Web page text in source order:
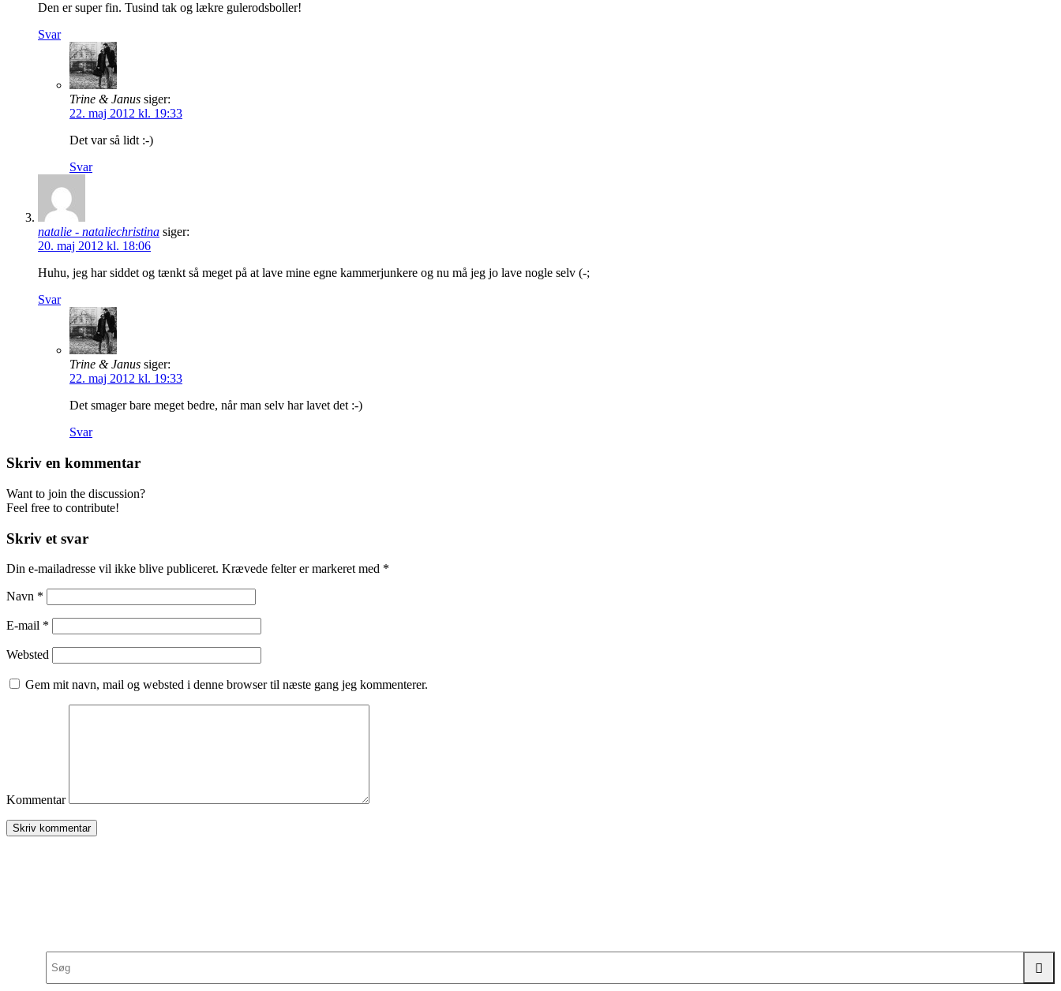
Den er super fin. Tusind tak og lækre gulerodsboller!
Svar
Trine & Janus siger:
22. maj 2012 kl. 19:33
Det var så lidt :-)
Svar
natalie - nataliechristina siger:
20. maj 2012 kl. 18:06
Huhu, jeg har siddet og tænkt så meget på at lave mine egne kammerjunkere og nu må jeg jo lave nogle selv (-;
Svar
Trine & Janus siger:
22. maj 2012 kl. 19:33
Det smager bare meget bedre, når man selv har lavet det :-)
Svar
Skriv en kommentar
Want to join the discussion?
Feel free to contribute!
Skriv et svar
Din e-mailadresse vil ikke blive publiceret. Krævede felter er markeret med *
Navn *
E-mail *
Websted
Gem mit navn, mail og websted i denne browser til næste gang jeg kommenterer.
Kommentar